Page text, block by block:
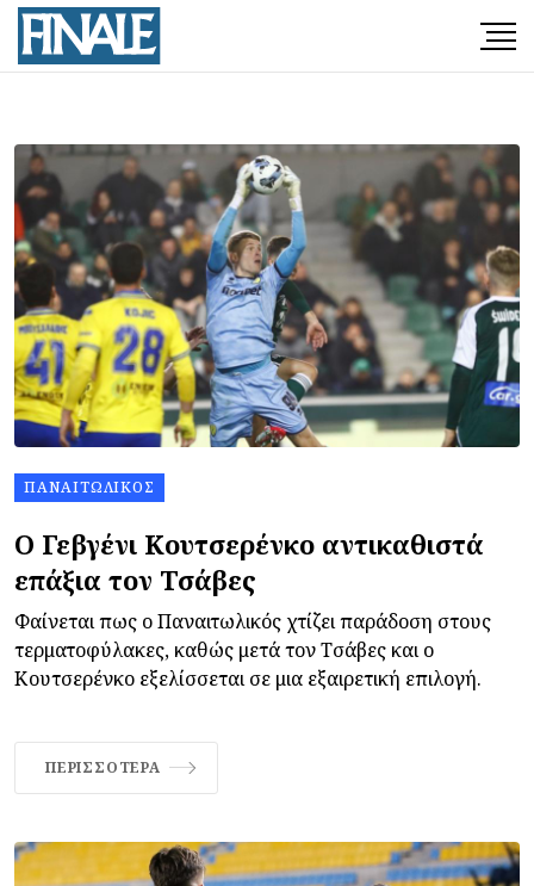
ΠΑΝΑΙΤΩΛΙΚΌΣ
Ο Γεβγένι Κουτσερένκο αντικαθιστά
επάξια τον Τσάβες
Φαίνεται πως ο Παναιτωλικός χτίζει παράδοση στους
τερματοφύλακες, καθώς μετά τον Τσάβες και ο
Κουτσερένκο εξελίσσεται σε μια εξαιρετική επιλογή.
ΠΕΡΙΣΣΌΤΕΡΑ